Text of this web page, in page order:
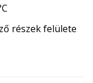
részek felülete